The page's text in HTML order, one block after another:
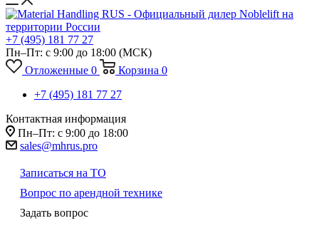
+7 (495) 181 77 27
Пн–Пт: с 9:00 до 18:00 (МСК)
Отложенные 0 Корзина 0
+7 (495) 181 77 27
Контактная информация
Пн–Пт: с 9:00 до 18:00
sales@mhrus.pro
Записаться на ТО
Вопрос по арендной технике
Задать вопрос